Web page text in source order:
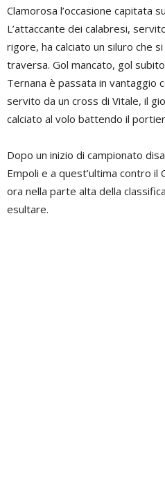
Clamorosa l’occasione capitata
L’attaccante dei calabresi,
rigore, ha calciato un siluro che
traversa. Gol mancato, gol
Ternana è passata in vantaggio
servito da un cross di Vitale, il
calciato al volo battendo il
Dopo un inizio di campionato
Empoli e a quest’ultima contro
ora nella parte alta della
esultare.